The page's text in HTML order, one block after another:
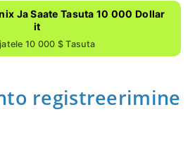
Ja Saate Tasuta 10 000 Dollar
It
10 000 $ Tasuta
registreerimine